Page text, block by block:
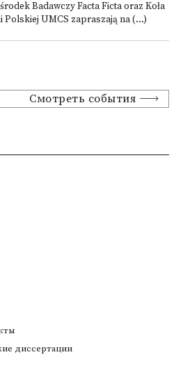
Badawczy Facta Ficta oraz Koła
UMCS zapraszają na (...)
Смотреть события
диссертации